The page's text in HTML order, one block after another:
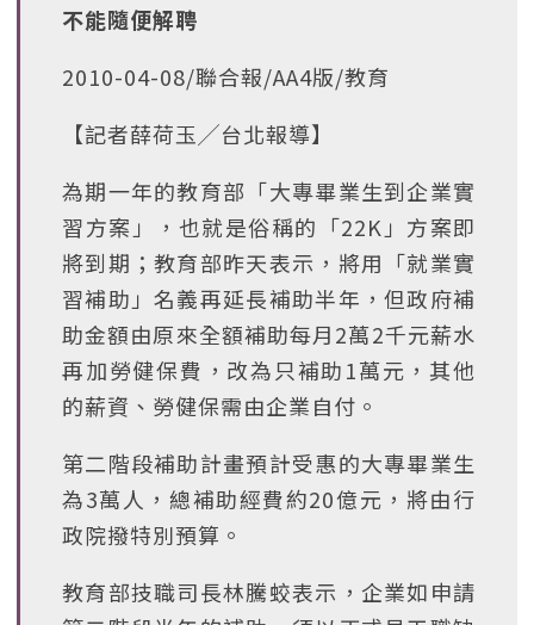
不能隨便解聘
2010-04-08/聯合報/AA4版/教育
【記者薛荷玉╱台北報導】
為期一年的教育部「大專畢業生到企業實
習方案」，也就是俗稱的「22K」方案即
將到期；教育部昨天表示，將用「就業實
習補助」名義再延長補助半年，但政府補
助金額由原來全額補助每月2萬2千元薪水
再加勞健保費，改為只補助1萬元，其他
的薪資、勞健保需由企業自付。
第二階段補助計畫預計受惠的大專畢業生
為3萬人，總補助經費約20億元，將由行
政院撥特別預算。
教育部技職司長林騰蛟表示，企業如申請